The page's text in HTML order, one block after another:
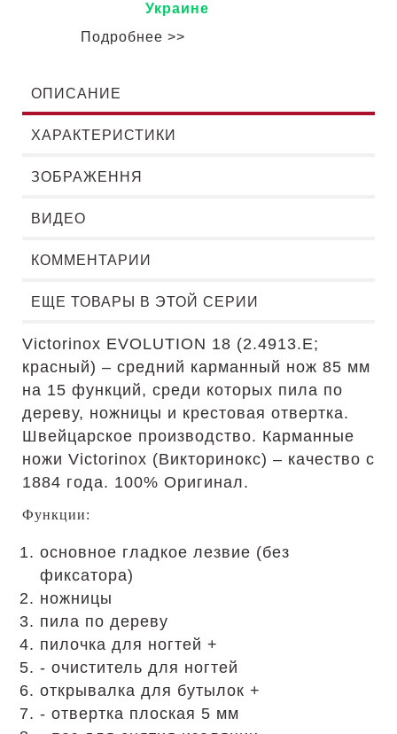
Украине
Подробнее >>
ОПИСАНИЕ
ХАРАКТЕРИСТИКИ
ЗОБРАЖЕННЯ
ВИДЕО
КОММЕНТАРИИ
ЕЩЕ ТОВАРЫ В ЭТОЙ СЕРИИ
Victorinox EVOLUTION 18 (2.4913.E;
красный) – средний карманный нож 85 мм
на 15 функций, среди которых пила по
дереву, ножницы и крестовая отвертка.
Швейцарское производство. Карманные
ножи Victorinox (Викторинокс) – качество с
1884 года. 100% Оригинал.
Функции:
основное гладкое лезвие (без
фиксатора)
ножницы
пила по дереву
пилочка для ногтей +
- очиститель для ногтей
открывалка для бутылок +
- отвертка плоская 5 мм